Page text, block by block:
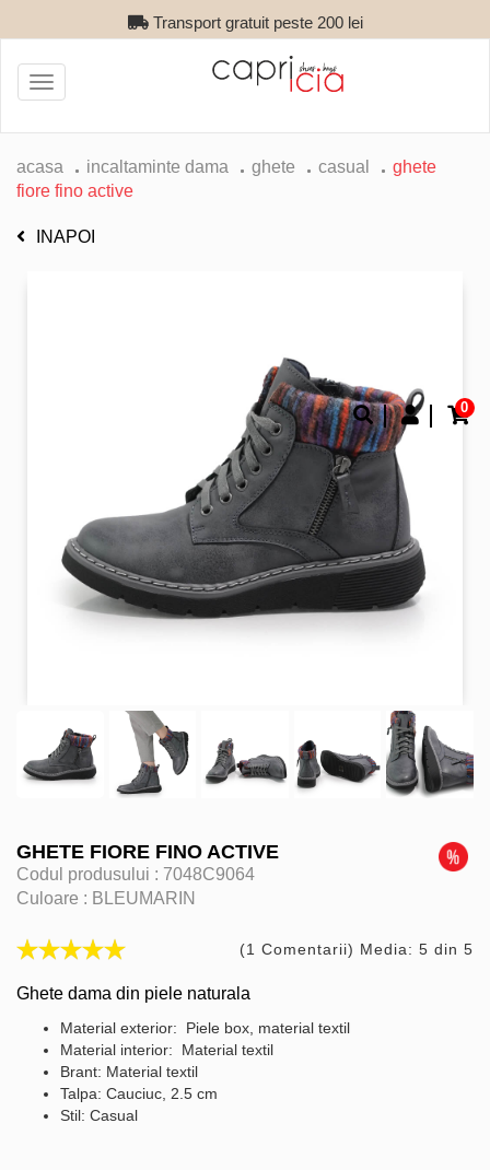
Transport gratuit peste 200 lei
0
Toggle
navigation
acasa incaltaminte dama ghete casual
ghete
fiore fino active
INAPOI
GHETE FIORE FINO ACTIVE
Codul produsului : 7048C9064
Culoare : BLEUMARIN
(1 Comentarii) Media: 5 din 5
Ghete dama din piele naturala
Material exterior: Piele box, material textil
Material interior: Material textil
Brant: Material textil
Talpa: Cauciuc, 2.5 cm
Stil: Casual